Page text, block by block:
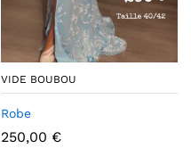
VIDE BOUBOU
Robe
250,00 €